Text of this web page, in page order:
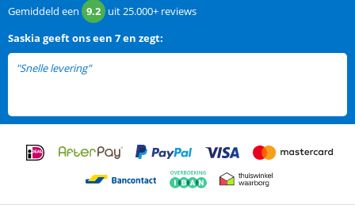
Gemiddeld een 9.2 uit25.000+ reviews
Saskia geeft ons een 7 en zegt:
"Snelle levering"